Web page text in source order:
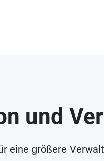
und
eine größere